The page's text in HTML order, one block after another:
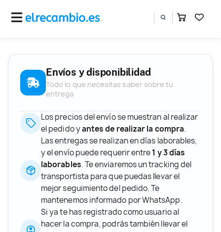
Envíos y disponibilidad
Todo lo que necesitas saber sobre tu
entrega
Los precios del envío se muestran al realizar
el pedido yantes de realizar la compra.
Las entregas se realizan en días laborables,
y el envío puede requerir entre1 y 3 días
laborables. Te enviaremos un tracking del
transportista para que puedas llevar el
mejor seguimiento del pedido. Te
mantenemos informado por WhatsApp.
Si ya te has registrado como usuario al
hacer la compra, podrás también llevar el